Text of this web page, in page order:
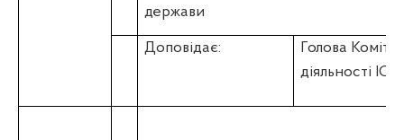
держави
Доповідає:
Голова
діяльності